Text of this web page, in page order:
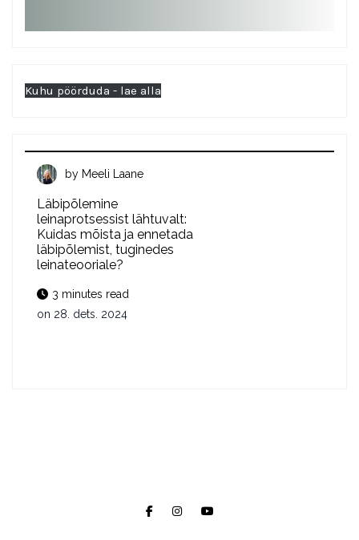
Kuhu pöörduda - lae alla
Läbipõlemine
leinaprotsessist lähtuvalt:
Kuidas mõista ja ennetada
läbipõlemist, tuginedes
leinateooriale?
by Meeli Laane
3 minutes read
on 28. dets. 2024